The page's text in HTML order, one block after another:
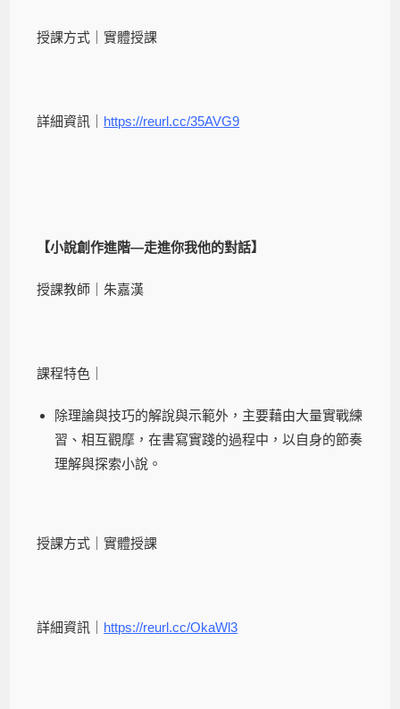
授課方式｜實體授課
詳細資訊｜ https://reurl.cc/35AVG9
【小說創作進階—走進你我他的對話】
授課教師｜朱嘉漢
課程特色｜
除理論與技巧的解說與示範外，主要藉由大量實戰練
習、相互觀摩，在書寫實踐的過程中，以自身的節奏
理解與探索小說。
授課方式｜實體授課
詳細資訊｜ https://reurl.cc/OkaWl3